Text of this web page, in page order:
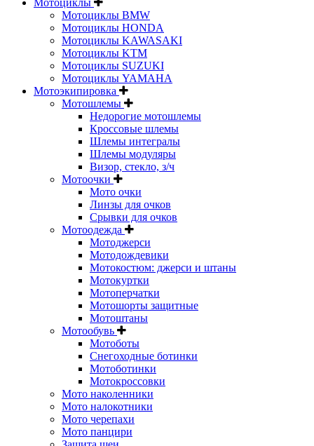
Мотоциклы BMW
Мотоциклы HONDA
Мотоциклы KAWASAKI
Мотоциклы KTM
Мотоциклы SUZUKI
Мотоциклы YAMAHA
Мотоэкипировка
Мотошлемы
Недорогие мотошлемы
Кроссовые шлемы
Шлемы интегралы
Шлемы модуляры
Визор, стекло, з/ч
Мотоочки
Мото очки
Линзы для очков
Срывки для очков
Мотоодежда
Мотоджерси
Мотодождевики
Мотокостюм: джерси и штаны
Мотокуртки
Мотоперчатки
Мотошорты защитные
Мотоштаны
Мотообувь
Мотоботы
Снегоходные ботинки
Мотоботинки
Мотокроссовки
Мото наколенники
Мото налокотники
Мото черепахи
Мото панцири